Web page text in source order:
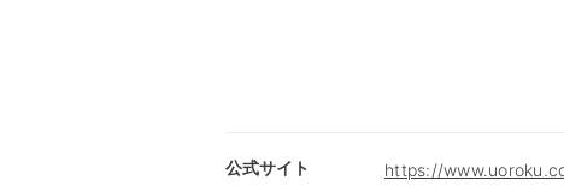
公式サイト https://